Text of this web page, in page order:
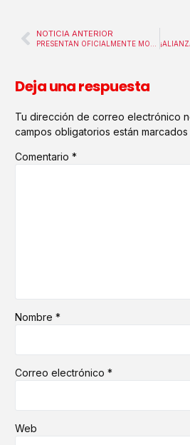
NOTICIA ANTERIOR
Deja una respuesta
Tu dirección de correo electrónico
campos obligatorios están
Comentario*
Nombre*
Correo electrónico*
Web